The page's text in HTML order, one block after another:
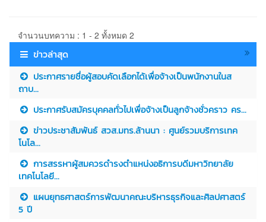
จำนวนบทความ : 1 - 2 ทั้งหมด 2
ข่าวล่าสุด
ประกาศรายชื่อผู้สอบคัดเลือกได้เพื่อจ้างเป็นพนักงานในส
ถาบ...
ประกาศรับสมัครบุคคลทั่วไปเพื่อจ้างเป็นลูกจ้างชั่วคราว คร...
ข่าวประชาสัมพันธ์ สวส.มทร.ล้านนา : ศูนย์รวมบริการเทค
โนโล...
การสรรหาผู้สมควรดำรงตำแหน่งอธิการบดีมหาวิทยาลัย
เทคโนโลยี...
แผนยุทธศาสตร์การพัฒนาคณะบริหารธุรกิจและศิลปศาสตร์
5 ปี